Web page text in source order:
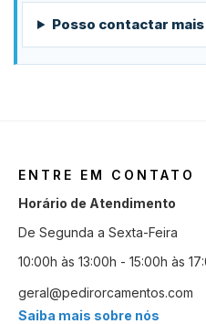
Posso contactar
ENTRE EM CONTATO
Horário de Atendimento
De Segunda a Sexta-Feira
10:00h às 13:00h - 15:00h às
geral@pedirorcamentos.com
Saiba mais sobre nós